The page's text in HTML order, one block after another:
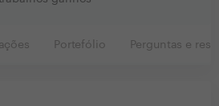
Portefólio Perguntas e